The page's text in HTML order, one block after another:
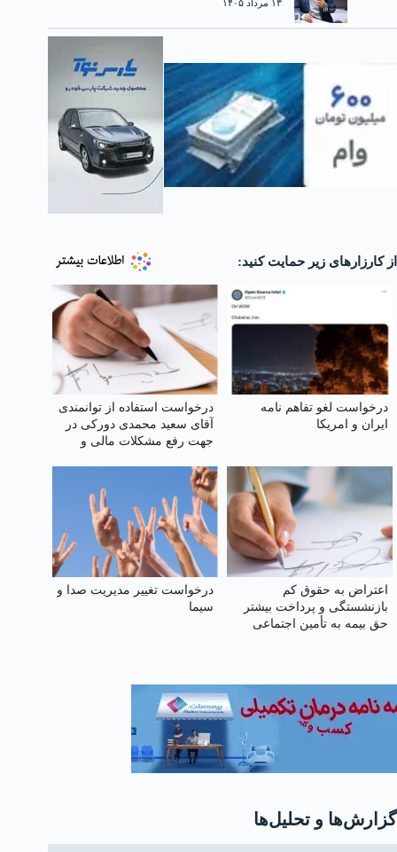
۱۳ مرداد ۱۴۰۵
از کارزارهای زیر حمایت کنید:
درخواست لغو تفاهم نامه
ایران و امریکا
درخواست استفاده از توانمندی
آقای سعید محمدی دورکی در
جهت رفع مشکلات مالی و
اعتراض به حقوق کم
بازنشستگی و پرداخت بیشتر
حق بیمه به تأمین اجتماعی
درخواست تغییر مدیریت صدا و
سیما
گزارش‌ها و تحلیل‌ها